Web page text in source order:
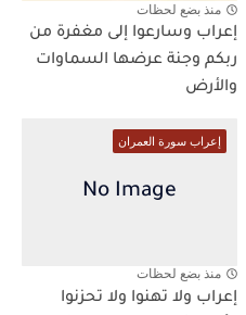
منذ بضع لحظات
إعراب وسارعوا إلى مغفرة من
ربكم وجنة عرضها السماوات
والأرض
إعراب سورة العمران
منذ بضع لحظات
إعراب ولا تهنوا ولا تحزنوا